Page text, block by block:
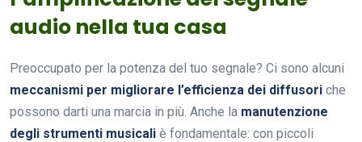
audio nella tua casa
Preoccupato per la potenza del tuo segnale? Ci sono alcuni
meccanismi per migliorare l’efficienza dei diffusori che
possono darti una marcia in più. Anche la manutenzione
degli strumenti musicali è fondamentale: con piccoli